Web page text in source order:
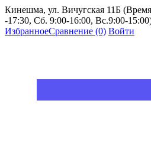
Кинешма, ул. Вичугская 11Б
-17:30, Сб. 9:00-16:00, Вс.9:00-
ИзбранноеСравнение (0) Войти